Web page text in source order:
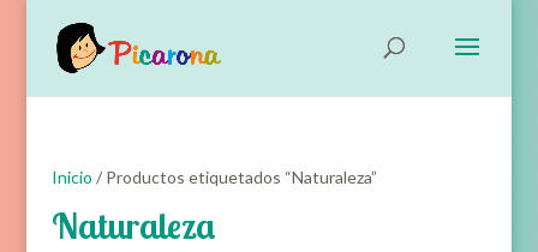
Inicio / Productos etiquetados “Naturaleza”
Naturaleza